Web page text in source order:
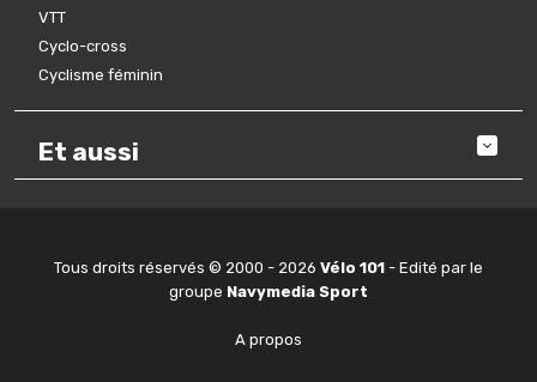
VTT
Cyclo-cross
Cyclisme féminin
Et aussi
Tous droits réservés © 2000 - 2026 Vélo 101 - Edité par le
groupe Navymedia Sport
A propos